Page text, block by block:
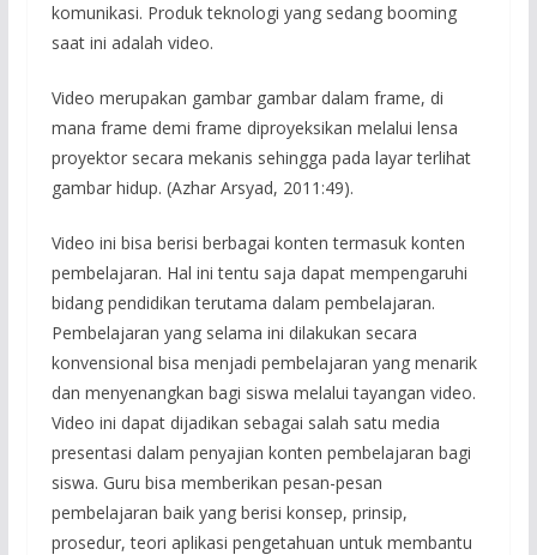
komunikasi. Produk teknologi yang sedang booming
saat ini adalah video.
Video merupakan gambar gambar dalam frame, di
mana frame demi frame diproyeksikan melalui lensa
proyektor secara mekanis sehingga pada layar terlihat
gambar hidup. (Azhar Arsyad, 2011:49).
Video ini bisa berisi berbagai konten termasuk konten
pembelajaran. Hal ini tentu saja dapat mempengaruhi
bidang pendidikan terutama dalam pembelajaran.
Pembelajaran yang selama ini dilakukan secara
konvensional bisa menjadi pembelajaran yang menarik
dan menyenangkan bagi siswa melalui tayangan video.
Video ini dapat dijadikan sebagai salah satu media
presentasi dalam penyajian konten pembelajaran bagi
siswa. Guru bisa memberikan pesan-pesan
pembelajaran baik yang berisi konsep, prinsip,
prosedur, teori aplikasi pengetahuan untuk membantu